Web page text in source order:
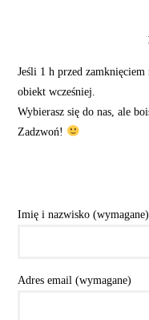
Jeśli 1 h przed
obiekt wcześniej.
​Wybierasz się do nas, ale
Zadzwoń!
Imię i nazwisko (wymagane)
Adres email (wymagane)